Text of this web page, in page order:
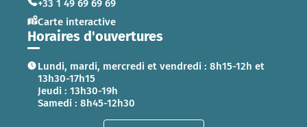
+33 1 49 69 69 69
Carte interactive
Horaires d'ouvertures
Lundi, mardi, mercredi et vendredi : 8h15-12h et
13h30-17h15
Jeudi : 13h30-19h
Samedi : 8h45-12h30